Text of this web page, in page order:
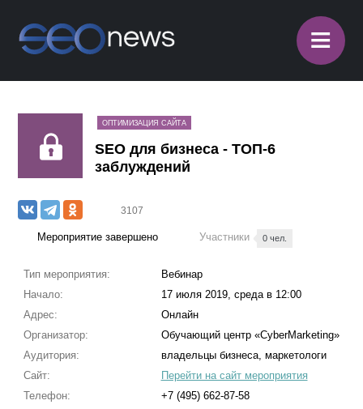
≡
ОПТИМИЗАЦИЯ САЙТА
SEO для бизнеса - ТОП-6
заблуждений
3107
Мероприятие завершено Участники 0 чел.
Тип мероприятия:
Вебинар
Начало:
17 июля 2019, среда в 12:00
Адрес:
Онлайн
Организатор:
Обучающий центр «CyberMarketing»
Аудитория:
владельцы бизнеса, маркетологи
Сайт:
Перейти на сайт мероприятия
Телефон:
+7 (495) 662-87-58